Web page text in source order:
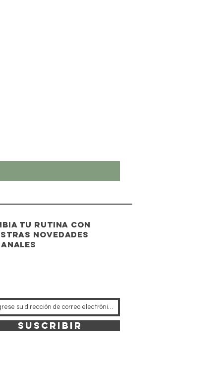
tu rutina con
novedades
Suscribir